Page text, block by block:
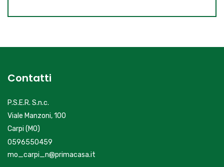
Contatti
P.S.E.R. S.n.c.
Viale Manzoni, 100
Carpi (MO)
0596550459
mo_carpi_n@primacasa.it